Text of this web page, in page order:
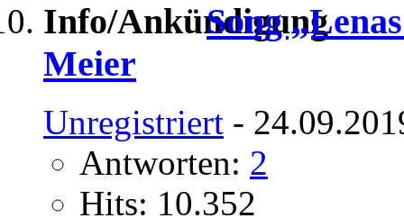
Song
Meier
Unregistriert -
Antworten: 2
Hits: 10.352